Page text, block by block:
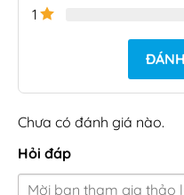
1
Chưa có đánh giá nào.
Hỏi đáp